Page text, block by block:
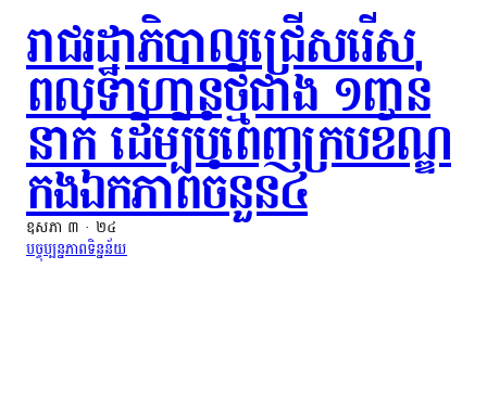
រាជរដ្ឋាភិបាល​​​ជ្រើស​​រើស​​
ពលទាហាន​​ថ្មី​​ជាង​ ​១ពាន់​​
នាក់​ ដើម្បី​​​បំពេញ​​​ក្របខ័ណ្ឌ​
កងឯកភាព​ចំនួន​​៤​​​
ឧសភា ៣ · ២៤
បច្ចុប្បន្នភាពទិន្នន័យ